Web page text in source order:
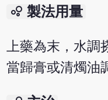
bubble_chart 製法用量
上藥為末，水
當歸膏或清燭油